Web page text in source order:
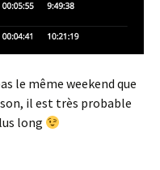
le même weekend que
il est très probable
long
Liège Challenge